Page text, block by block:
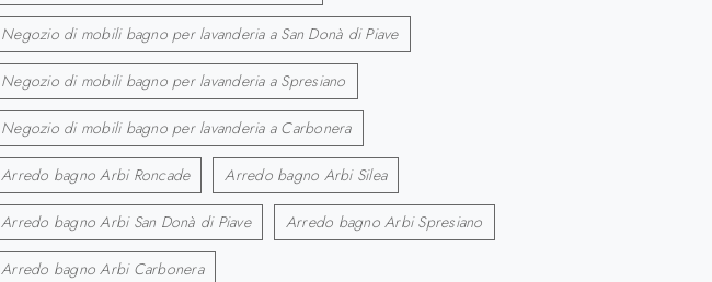
Negozio di mobili bagno per lavanderia a San Donà di Piave
Negozio di mobili bagno per lavanderia a Spresiano
Negozio di mobili bagno per lavanderia a Carbonera
Arredo bagno Arbi Roncade Arredo bagno Arbi Silea
Arredo bagno Arbi San Donà di Piave Arredo bagno Arbi Spresiano
Arredo bagno Arbi Carbonera